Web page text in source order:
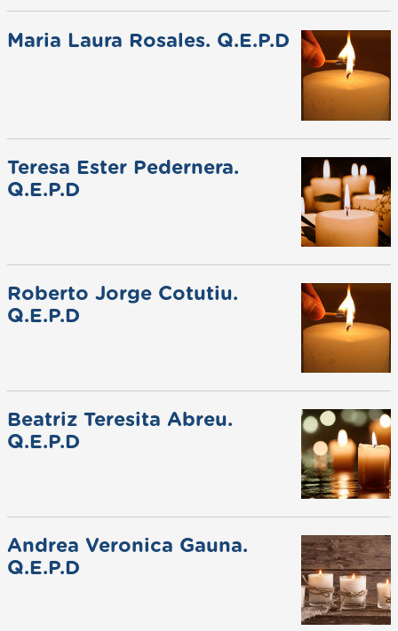
Maria Laura Rosales. Q.E.P.D
Teresa Ester Pedernera.
Q.E.P.D
Roberto Jorge Cotutiu.
Q.E.P.D
Beatriz Teresita Abreu.
Q.E.P.D
Andrea Veronica Gauna.
Q.E.P.D